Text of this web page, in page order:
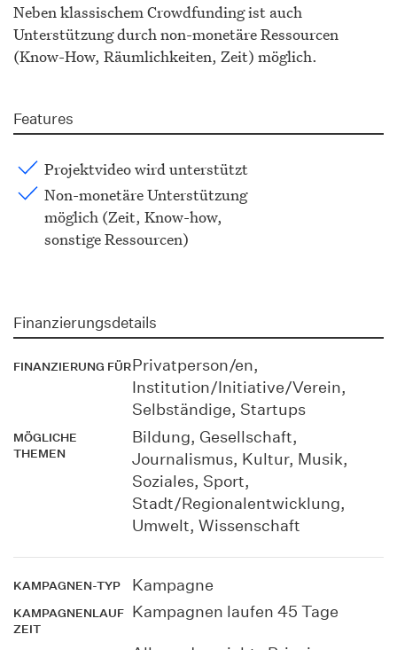
Neben klassischem Crowdfunding ist auch
Unterstützung durch non-monetäre Ressourcen
(Know-How, Räumlichkeiten, Zeit) möglich.
Features
Projektvideo wird unterstützt
Non-monetäre Unterstützung
möglich (Zeit, Know-how,
sonstige Ressourcen)
Finanzierungsdetails
FINANZIERUNG FÜRPrivatperson/en,
Institution/Initiative/Verein,
Selbständige, Startups
MÖGLICHE
THEMEN
Bildung, Gesellschaft,
Journalismus, Kultur, Musik,
Soziales, Sport,
Stadt/Regionalentwicklung,
Umwelt, Wissenschaft
KAMPAGNEN-TYP Kampagne
KAMPAGNENLAUF
ZEIT
Kampagnen laufen 45 Tage